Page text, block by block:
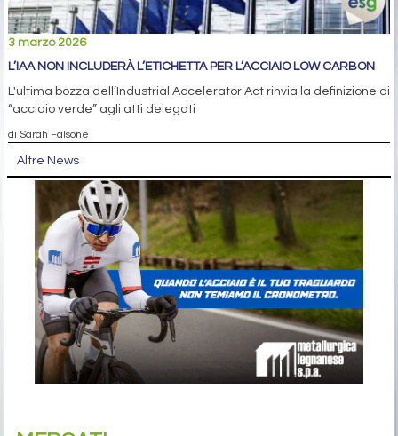
3 marzo 2026
L’IAA NON INCLUDERÀ L’ETICHETTA PER L’ACCIAIO LOW CARBON
L'ultima bozza dell’Industrial Accelerator Act rinvia la definizione di
“acciaio verde” agli atti delegati
di Sarah Falsone
Altre News